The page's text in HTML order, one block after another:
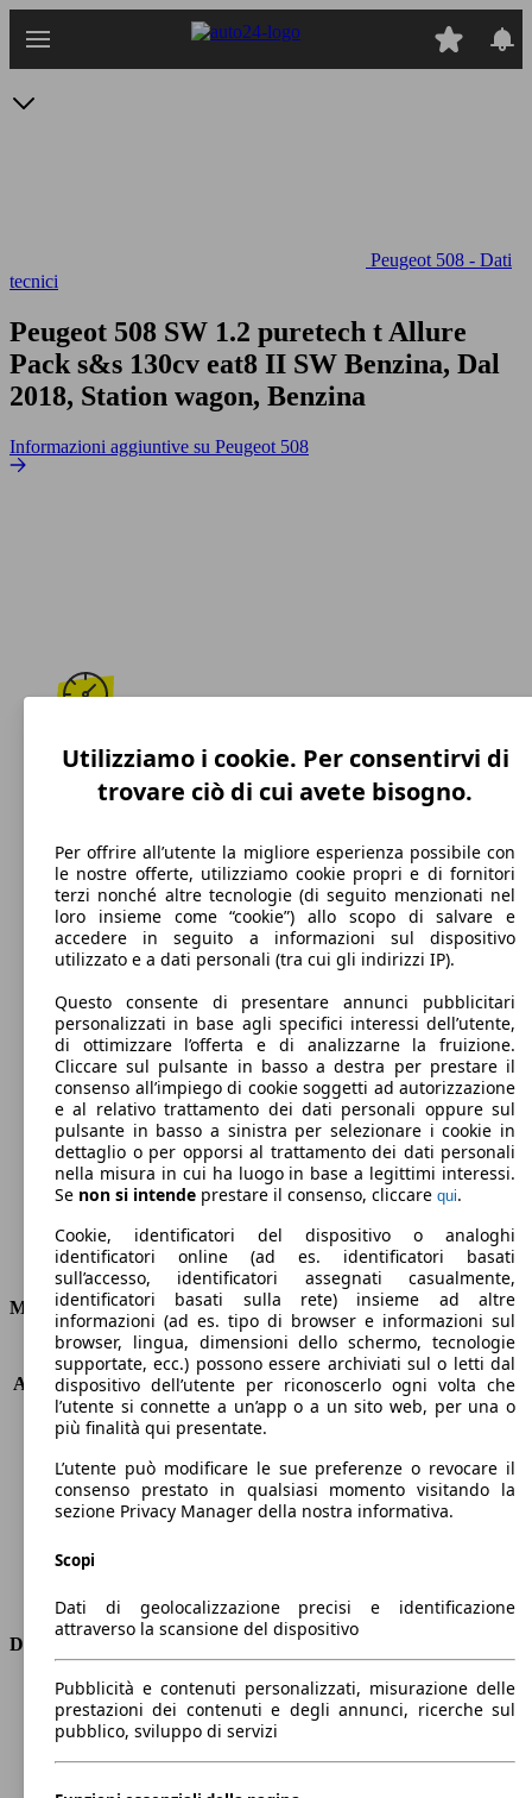
Peugeot 508 - Dati
tecnici
Peugeot 508 SW 1.2 puretech t Allure
Pack s&s 130cv eat8 II SW Benzina, Dal
2018, Station wagon, Benzina
Informazioni aggiuntive su Peugeot 508
204 km/h
Velocità massima
Benzina
Carburante
110 g/km
Emissioni di CO2 (combinato)*
Consumi
Motore e Prestazioni
KW (PS)
96 kW (131 PS)
Accelerazione (0-100 km/h)
11.2s
Velocità massima (km/h)
204 km/h
Numero di marce
8
Coppia
230 nm
Cilindrata
1199 ccm
Carburante
Benzina
Trasmissione
Dimensioni
Lunghezza
4790 mm
Altezza
1420 mm
Larghezza
Utilizziamo i cookie. Per consentirvi di
trovare ciò di cui avete bisogno.
Per offrire all’utente la migliore esperienza possibile con
le nostre offerte, utilizziamo cookie propri e di fornitori
terzi nonché altre tecnologie (di seguito menzionati nel
loro insieme come “cookie”) allo scopo di salvare e
accedere in seguito a informazioni sul dispositivo
utilizzato e a dati personali (tra cui gli indirizzi IP).
Questo consente di presentare annunci pubblicitari
personalizzati in base agli specifici interessi dell’utente,
di ottimizzare l’offerta e di analizzarne la fruizione.
Cliccare sul pulsante in basso a destra per prestare il
consenso all’impiego di cookie soggetti ad autorizzazione
e al relativo trattamento dei dati personali oppure sul
pulsante in basso a sinistra per selezionare i cookie in
dettaglio o per opporsi al trattamento dei dati personali
nella misura in cui ha luogo in base a legittimi interessi.
Se non si intende prestare il consenso, cliccare qui.
Cookie, identificatori del dispositivo o analoghi
identificatori online (ad es. identificatori basati
sull’accesso, identificatori assegnati casualmente,
identificatori basati sulla rete) insieme ad altre
informazioni (ad es. tipo di browser e informazioni sul
browser, lingua, dimensioni dello schermo, tecnologie
supportate, ecc.) possono essere archiviati sul o letti dal
dispositivo dell’utente per riconoscerlo ogni volta che
l’utente si connette a un’app o a un sito web, per una o
più finalità qui presentate.
L’utente può modificare le sue preferenze o revocare il
consenso prestato in qualsiasi momento visitando la
sezione Privacy Manager della nostra informativa.
Scopi
Dati di geolocalizzazione precisi e identificazione
attraverso la scansione del dispositivo
Pubblicità e contenuti personalizzati, misurazione delle
prestazioni dei contenuti e degli annunci, ricerche sul
pubblico, sviluppo di servizi